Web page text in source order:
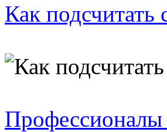
Как подсчитать
Профессионалы